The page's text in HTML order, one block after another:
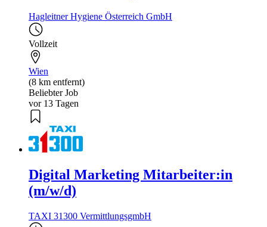
Hagleitner Hygiene Österreich GmbH
Vollzeit
Wien
(8 km entfernt)
Beliebter Job
vor 13 Tagen
Digital Marketing Mitarbeiter:in
(m/w/d)
TAXI 31300 VermittlungsgmbH